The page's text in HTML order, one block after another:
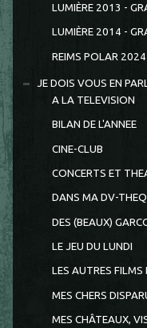
LUMIÈRE 2013 -
LUMIÈRE 2014 -
REIMS POLAR 2024
JE DOIS VOUS EN
A LA TELEVISION
BILAN DE L'ANNEE
CINE-CLUB
CONCERTS ET
DANS MA DV-
DES (BEAUX)
LE JEU DU LUNDI
LES AUTRES FILMS
MES CHERS
MES CHÂTEAUX,